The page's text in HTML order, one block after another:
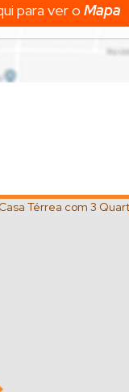
para ver o Mapa